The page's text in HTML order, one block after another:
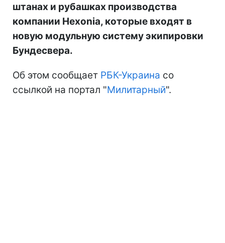
штанах и рубашках производства
компании Hexonia, которые входят в
новую модульную систему экипировки
Бундесвера.
Об этом сообщает РБК-Украина со
ссылкой на портал "Милитарный".